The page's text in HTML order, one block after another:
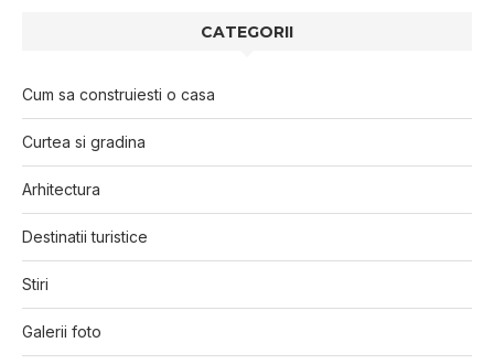
CATEGORII
Cum sa construiesti o casa
Curtea si gradina
Arhitectura
Destinatii turistice
Stiri
Galerii foto